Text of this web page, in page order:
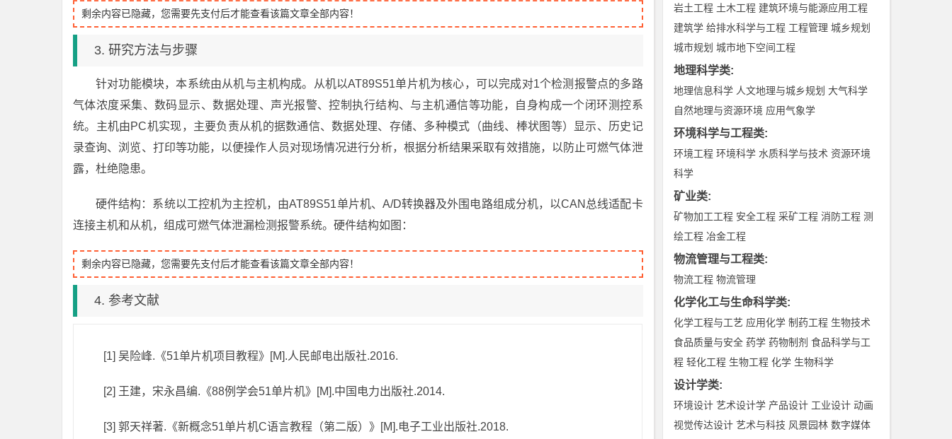
剩余内容已隐藏，您需要先支付后才能查看该篇文章全部内容！
3. 研究方法与步骤
针对功能模块，本系统由从机与主机构成。从机以AT89S51单片机为核心，可以完成对1个检测报警点的多路
气体浓度采集、数码显示、数据处理、声光报警、控制执行结构、与主机通信等功能，自身构成一个闭环测控系
统。主机由PC机实现，主要负责从机的据数通信、数据处理、存储、多种模式（曲线、棒状图等）显示、历史记
录查询、浏览、打印等功能，以便操作人员对现场情况进行分析，根据分析结果采取有效措施，以防止可燃气体泄
露，杜绝隐患。
硬件结构：系统以工控机为主控机，由AT89S51单片机、A/D转换器及外围电路组成分机，以CAN总线适配卡
连接主机和从机，组成可燃气体泄漏检测报警系统。硬件结构如图：
剩余内容已隐藏，您需要先支付后才能查看该篇文章全部内容！
4. 参考文献
[1] 吴险峰.《51单片机项目教程》[M].人民邮电出版社.2016.
[2] 王建，宋永昌编.《88例学会51单片机》[M].中国电力出版社.2014.
[3] 郭天祥著.《新概念51单片机C语言教程（第二版）》[M].电子工业出版社.2018.
岩土工程 土木工程 建筑环境与能源应用工程
建筑学 给排水科学与工程 工程管理 城乡规划
城市规划 城市地下空间工程
地理科学类:
地理信息科学 人文地理与城乡规划 大气科学
自然地理与资源环境 应用气象学
环境科学与工程类:
环境工程 环境科学 水质科学与技术 资源环境
科学
矿业类:
矿物加工工程 安全工程 采矿工程 消防工程 测
绘工程 冶金工程
物流管理与工程类:
物流工程 物流管理
化学化工与生命科学类:
化学工程与工艺 应用化学 制药工程 生物技术
食品质量与安全 药学 药物制剂 食品科学与工
程 轻化工程 生物工程 化学 生物科学
设计学类:
环境设计 艺术设计学 产品设计 工业设计 动画
视觉传达设计 艺术与科技 风景园林 数字媒体